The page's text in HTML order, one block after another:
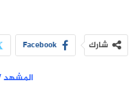
شارك Facebook
المشهد TV